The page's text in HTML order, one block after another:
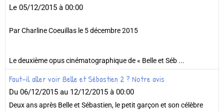
Le 05/12/2015 à 00:00
Par Charline Coeuillas le 5 décembre 2015
Le deuxième opus cinématographique de « Belle et Séb ...
Faut-il aller voir Belle et Sébastien 2 ? Notre avis
Du 06/12/2015 au 12/12/2015 à 00:00
Deux ans après Belle et Sébastien, le petit garçon et son célèbre